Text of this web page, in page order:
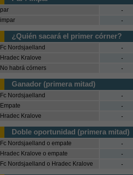
par
impar
-
-
¿Quién sacará el primer córner?
Fc Nordsjaelland
Hradec Kralove
No habrá córners
-
-
-
Ganador (primera mitad)
Fc Nordsjaelland
Empate
Hradec Kralove
-
-
-
Doble oportunidad (primera mitad)
Fc Nordsjaelland o empate
Hradec Kralove o empate
Fc Nordsjaelland o Hradec Kralove
-
-
-